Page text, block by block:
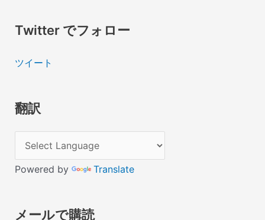
Twitter でフォロー
ツイート
翻訳
Powered by Translate
メールで購読